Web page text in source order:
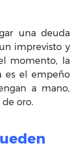
una deuda
imprevisto y
momento, la
es el empeño
a mano,
oro.